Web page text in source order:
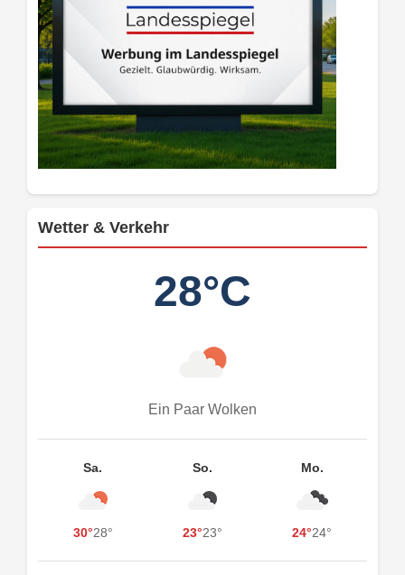
Wetter & Verkehr
28°C
Ein Paar Wolken
Sa.
30°28°
So.
23°23°
Mo.
24°24°